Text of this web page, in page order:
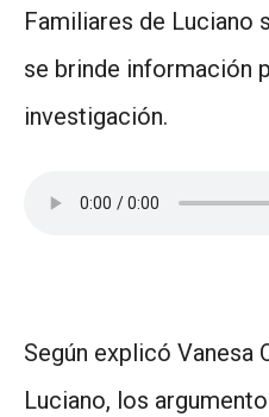
Familiares de Luciano
se brinde información
investigación.
Según explicó Vanesa
Luciano, los